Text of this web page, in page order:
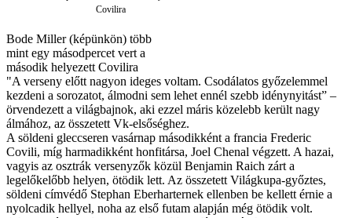
Covilira
Bode Miller (képünkön) több
mint egy másodpercet vert a
második helyezett Covilira
"A verseny előtt nagyon ideges voltam. Csodálatos győzelemmel
kezdeni a sorozatot, álmodni sem lehet ennél szebb idénynyitást” –
örvendezett a világbajnok, aki ezzel máris közelebb került nagy
álmához, az összetett Vk-elsőséghez.
A söldeni gleccseren vasárnap másodikként a francia Frederic
Covili, míg harmadikként honfitársa, Joel Chenal végzett. A hazai,
vagyis az osztrák versenyzők közül Benjamin Raich zárt a
legelőkelőbb helyen, ötödik lett. Az összetett Világkupa-győztes,
söldeni címvédő Stephan Eberharternek ellenben be kellett érnie a
nyolcadik hellyel, noha az első futam alapján még ötödik volt.